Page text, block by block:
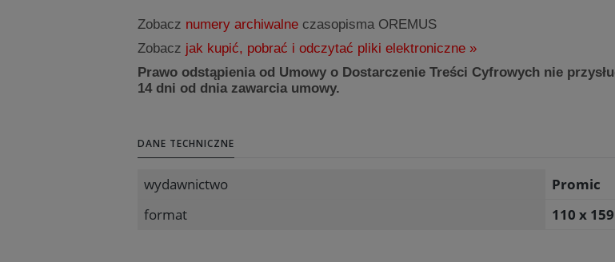
Zobacz numery archiwalne czasopisma OREMUS
Zobacz jak kupić, pobrać i odczytać pliki elektroniczne »
Prawo odstąpienia od Umowy o Dostarczenie Treści Cyfrowych nie
14 dni od dnia zawarcia umowy.
DANE TECHNICZNE
wydawnictwo
Promic
format
110 x